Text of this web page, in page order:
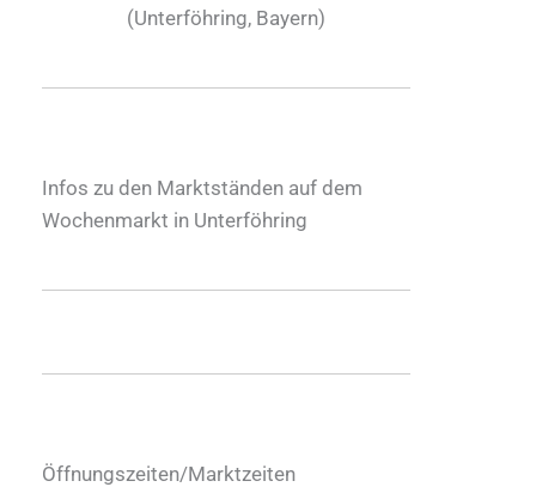
(Unterföhring, Bayern)
Infos zu den Marktständen auf dem
Wochenmarkt in Unterföhring
Öffnungszeiten/Marktzeiten